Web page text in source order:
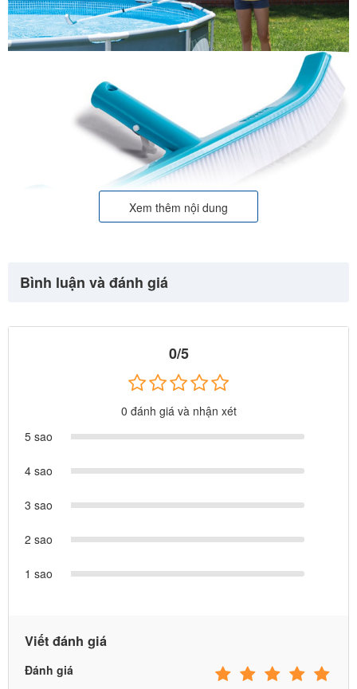
Xem thêm nội dung
Bình luận và đánh giá
0/5
0 đánh giá và nhận xét
5 sao
4 sao
3 sao
2 sao
1 sao
Viết đánh giá
Đánh giá